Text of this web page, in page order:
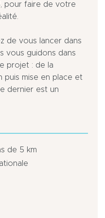
pour faire de votre
de vous lancer dans
vous guidons dans
projet : de la
puis mise en place et
dernier est un
de 5 km